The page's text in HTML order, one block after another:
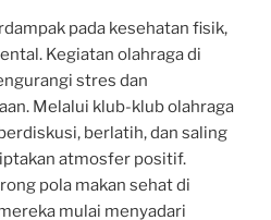
pada kesehatan fisik,
Kegiatan olahraga di
stres dan
Melalui klub-klub olahraga
berlatih, dan saling
atmosfer positif.
pola makan sehat di
mulai menyadari